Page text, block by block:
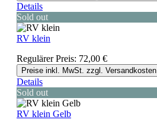
Details
Sold out
RV klein
Regulärer Preis: 72,00 €
Preise inkl. MwSt. zzgl. Versandkosten
Details
Sold out
RV klein Gelb